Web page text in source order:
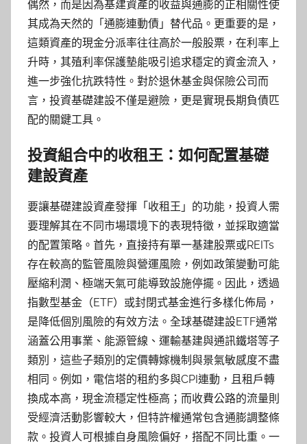
偶然，而是因為基建資產的收益與通膨的正相關性使
其成為天然的「通膨連動債」替代品。更重要的是，
這類資產的現金分派率往往高於一般股票，在利率上
升時，其殖利率保護墊能吸引追求穩定的資金流入，
進一步強化抗跌特性。對於退休基金與保險公司而
言，投資基礎建設不僅是避險，更是實現長期負債匹
配的關鍵工具。
投資組合中的收租王：如何配置基礎
建設資產
要讓基礎建設資產發揮「收租王」的功能，投資人需
要理解其在不同市場環境下的表現特徵，並採取適當
的配置策略。首先，直接持有單一基建股票或REITs
存在較高的監管風險與營運風險，例如政策變動可能
壓縮利潤、極端天氣可能導致設施停擺。因此，透過
指數型基金（ETF）或封閉式基金進行多樣化佈局，
是降低個別風險的有效方法。全球基礎建設ETF通常
涵蓋公用事業、能源管線、運輸基建與通訊鐵塔等子
類別，這些子類別的定價轉嫁機制與景氣敏感度不盡
相同。例如，電信塔的租約多與CPI連動，且租戶轉
換成本高，現金流穩定性極高；而收費公路的流量則
受經濟活動影響較大，但特許權通常包含通膨調整條
款。投資人可根據自身風險偏好，搭配不同比重。一